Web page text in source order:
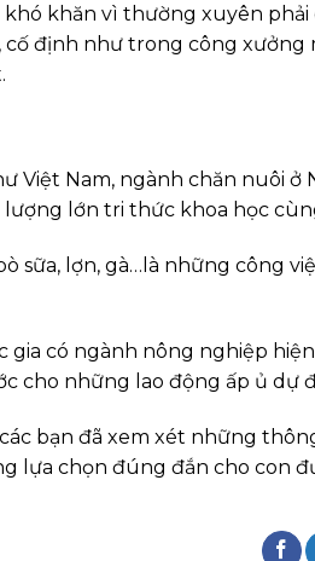
khăn vì thường xuyên
định như trong công xưởng
Việt Nam, ngành chăn nuôi
lớn tri thức khoa học
sữa, lợn, gà…là những công
gia có ngành nông nghiệp
cho những lao động ấp ủ
bạn đã xem xét những
lựa chọn đúng đắn cho con